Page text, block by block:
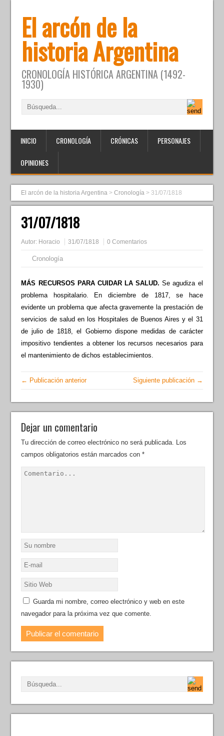
El arcón de la
historia Argentina
CRONOLOGÍA HISTÓRICA ARGENTINA (1492-
1930)
INICIO CRONOLOGÍA CRÓNICAS PERSONAJES
OPINIONES
El arcón de la historia Argentina >Cronología > 31/07/1818
31/07/1818
Autor: Horacio 31/07/1818 0 Comentarios
Cronología
MÁS RECURSOS PARA CUIDAR LA SALUD.Se agudiza el
problema hospitalario. En diciembre de 1817, se hace
evidente un problema que afecta gravemente la prestación de
servicios de salud en los Hospitales de Buenos Aires y el 31
de julio de 1818, el Gobierno dispone medidas de carácter
impositivo tendientes a obtener los recursos necesarios para
el mantenimiento de dichos establecimientos.
← Publicación anterior Siguiente publicación →
Dejar un comentario
Tu dirección de correo electrónico no será publicada. Los
campos obligatorios están marcados con*
Guarda mi nombre, correo electrónico y web en este
navegador para la próxima vez que comente.